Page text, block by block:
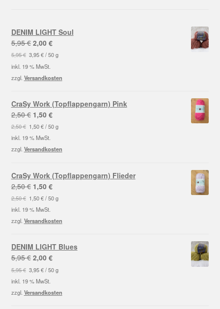
DENIM LIGHT Soul
5,95€ Ursprünglicher
Preis
war:
5,95 €
2,00 €Aktueller
Preis
2,00 €.
5,95€ 3,95€/50 g
inkl. 19 % MwSt.
zzgl. Versandkosten
CraSy Work (Topflappengarn) Pink
2,50€ Ursprünglicher
Preis
war:
2,50 €
1,50 €Aktueller
Preis
1,50 €.
2,50€ 1,50€/50 g
inkl. 19 % MwSt.
zzgl. Versandkosten
CraSy Work (Topflappengarn) Flieder
2,50€ Ursprünglicher
Preis
war:
2,50 €
1,50 €Aktueller
Preis
1,50 €.
2,50€ 1,50€/50 g
inkl. 19 % MwSt.
zzgl. Versandkosten
DENIM LIGHT Blues
5,95€ Ursprünglicher
Preis
war:
5,95 €
2,00 €Aktueller
Preis
2,00 €.
5,95€ 3,95€/50 g
inkl. 19 % MwSt.
zzgl. Versandkosten